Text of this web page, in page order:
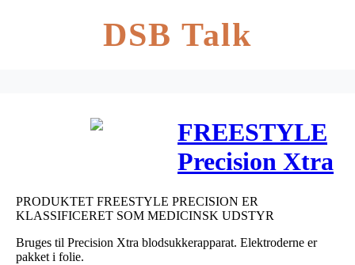
DSB Talk
FREESTYLE
Precision Xtra
Glukose
Elektroder 100
stk
PRODUKTET FREESTYLE PRECISION ER
KLASSIFICERET SOM MEDICINSK UDSTYR
Bruges til Precision Xtra blodsukkerapparat. Elektroderne er
pakket i folie.